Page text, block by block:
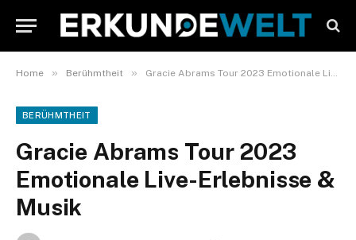
Home » Berühmtheit » Gracie Abrams Tour 2023 Emotionale Live-Erlebnisse & Musik
BERÜHMTHEIT
Gracie Abrams Tour 2023
Emotionale Live-Erlebnisse &
Musik